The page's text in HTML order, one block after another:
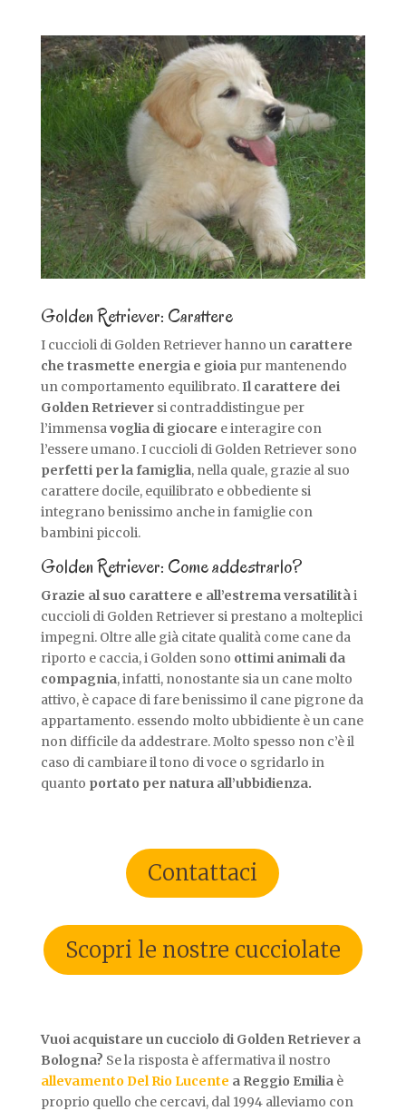
Golden Retriever: Carattere
I cuccioli di Golden Retriever hanno uncarattere
che trasmette energia e gioiapur mantenendo
un comportamento equilibrato.Il carattere dei
Golden Retrieversi contraddistingue per
l’immensavoglia di giocare e interagire con
l’essere umano. I cuccioli di Golden Retriever sono
perfetti per la famiglia, nella quale, grazie al suo
carattere docile, equilibrato e obbediente si
integrano benissimo anche in famiglie con
bambini piccoli.
Golden Retriever: Come addestrarlo?
Grazie al suo carattere e all’estrema versatilitài
cuccioli di Golden Retriever si prestano a molteplici
impegni. Oltre alle già citate qualità come cane da
riporto e caccia, i Golden sono ottimi animali da
compagnia, infatti, nonostante sia un cane molto
attivo, è capace di fare benissimo il cane pigrone da
appartamento. essendo molto ubbidiente è un cane
non difficile da addestrare. Molto spesso non c’è il
caso di cambiare il tono di voce o sgridarlo in
quanto portato per natura all’ubbidienza.
Contattaci
Scopri le nostre cucciolate
Vuoi acquistare un cucciolo di Golden Retriever a
Bologna? Se la risposta è affermativa il nostro
allevamento Del Rio Lucente a Reggio Emiliaè
proprio quello che cercavi, dal 1994 alleviamo con